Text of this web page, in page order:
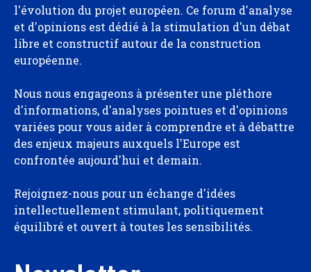
l'évolution du projet européen. Ce forum d'analyse
et d'opinions est dédié à la stimulation d'un débat
libre et constructif autour de la construction
européenne.
Nous nous engageons à présenter une pléthore
d'informations, d'analyses pointues et d'opinions
variées pour vous aider à comprendre et à débattre
des enjeux majeurs auxquels l'Europe est
confrontée aujourd'hui et demain.
Rejoignez-nous pour un échange d'idées
intellectuellement stimulant, politiquement
équilibré et ouvert à toutes les sensibilités.